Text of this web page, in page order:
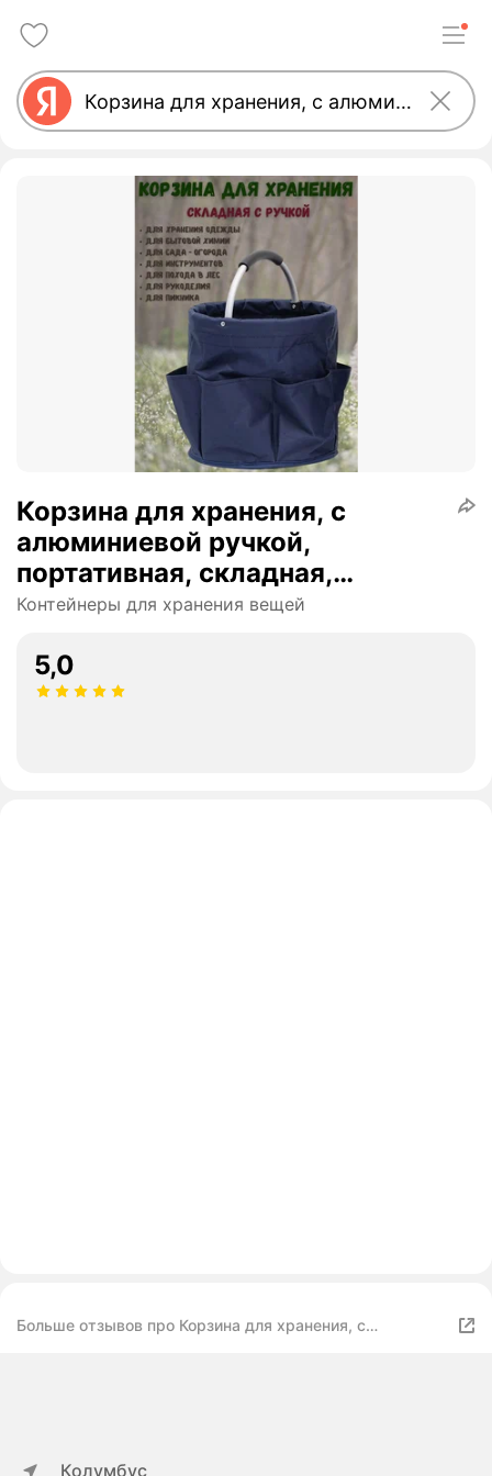
Корзина для хранения, с
алюминиевой ручкой,
портативная, складная,
круглая, синяя, 28x28 см
Контейнеры для хранения вещей
5,0
Больше отзывов про Корзина для хранения, с
Колумбус